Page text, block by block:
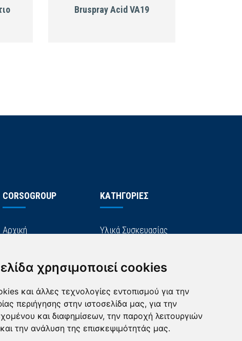
χρησιμοποιεί cookies
και άλλες τεχνολογίες εντοπισμού για την
περιήγησης στην ιστοσελίδα μας, για την
και διαφημίσεων, την παροχή λειτουργιών
την ανάλυση της επισκεψιμότητάς μας.
Bruspray Acid VA19
CORSOGROUP
Αρχική
Επικοινωνία
Πολιτική Απορρήτου
ΚΑΤΗΓΟΡΙΕΣ
Υλικά Συσκευασίας
Μηχανήματα
Αναλώσιμα